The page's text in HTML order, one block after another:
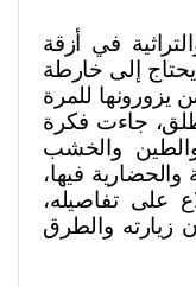
في أزقة
يحتاج إلى خارطة
يزورونها للمرة
جاءت فكرة
والخشب
فيها،
على تفاصيله،
زيارته والطرق